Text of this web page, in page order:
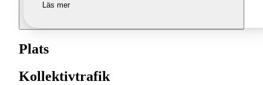
Läs mer
Plats
Kollektivtrafik